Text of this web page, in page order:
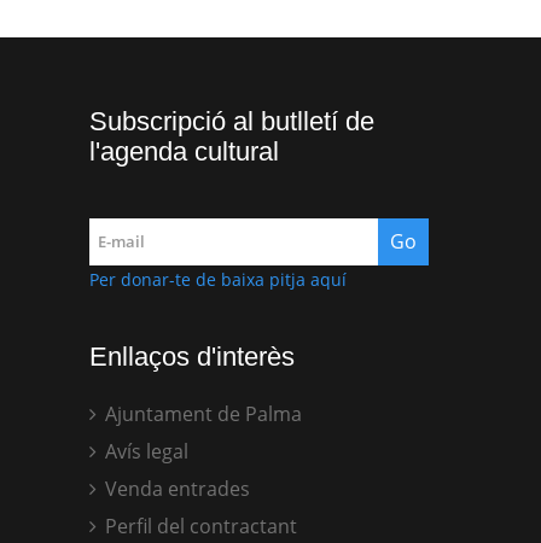
Subscripció al butlletí de
l'agenda cultural
Per donar-te de baixa pitja aquí
Enllaços d'interès
Ajuntament de Palma
Avís legal
Venda entrades
Perfil del contractant